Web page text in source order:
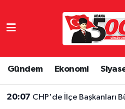
Gündem Ekonomi
20:07 CHP'de İlçe Başkanları
Hava Durumu